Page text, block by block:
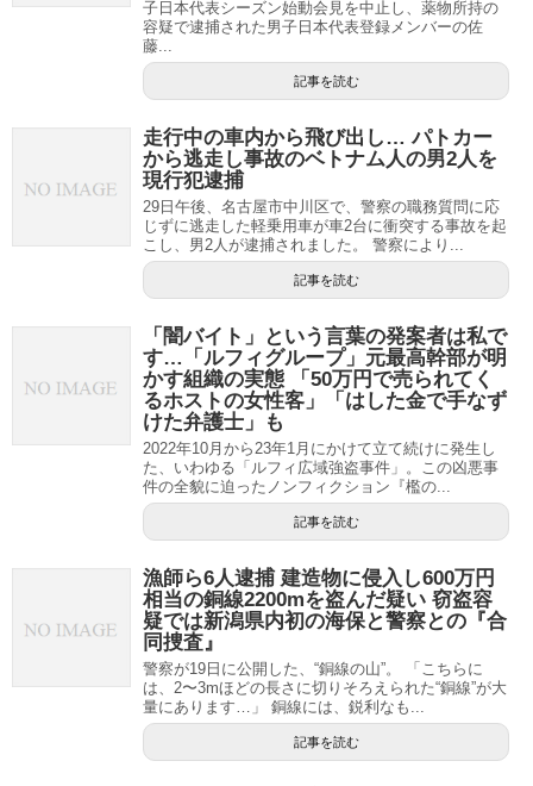
子日本代表シーズン始動会見を中止し、薬物所持の
容疑で逮捕された男子日本代表登録メンバーの佐
藤...
記事を読む
走行中の車内から飛び出し… パトカー
から逃走し事故のベトナム人の男2人を
現行犯逮捕
29日午後、名古屋市中川区で、警察の職務質問に応
じずに逃走した軽乗用車が車2台に衝突する事故を起
こし、男2人が逮捕されました。 警察により...
記事を読む
「闇バイト」という言葉の発案者は私で
す…「ルフィグループ」元最高幹部が明
かす組織の実態 「50万円で売られてく
るホストの女性客」「はした金で手なず
けた弁護士」も
2022年10月から23年1月にかけて立て続けに発生し
た、いわゆる「ルフィ広域強盗事件」。この凶悪事
件の全貌に迫ったノンフィクション『檻の...
記事を読む
漁師ら6人逮捕 建造物に侵入し600万円
相当の銅線2200mを盗んだ疑い 窃盗容
疑では新潟県内初の海保と警察との『合
同捜査』
警察が19日に公開した、“銅線の山”。 「こちらに
は、2〜3mほどの長さに切りそろえられた“銅線”が大
量にあります…」 銅線には、鋭利なも...
記事を読む